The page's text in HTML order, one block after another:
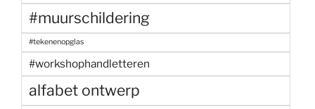
#muurschildering
#tekenenopglas
#workshophandletteren
alfabet ontwerp